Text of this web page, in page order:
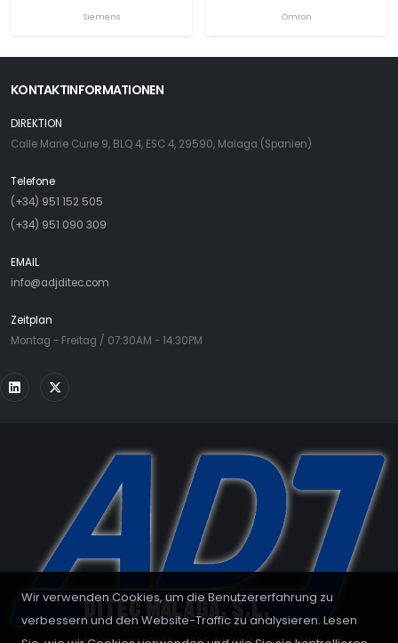
Wir verwenden Cookies, um die Benutzererfahrung zu
verbessern und den Website-Traffic zu analysieren. Lesen
Siemens
Omron
KONTAKTINFORMATIONEN
DIREKTION
Calle Marie Curie 9, BLQ 4, ESC 4, 29590, Malaga (Spanien)
Telefone
(+34) 951 152 505
(+34) 951 090 309
EMAIL
info@adjditec.com
Zeitplan
Montag - Freitag / 07:30AM - 14:30PM